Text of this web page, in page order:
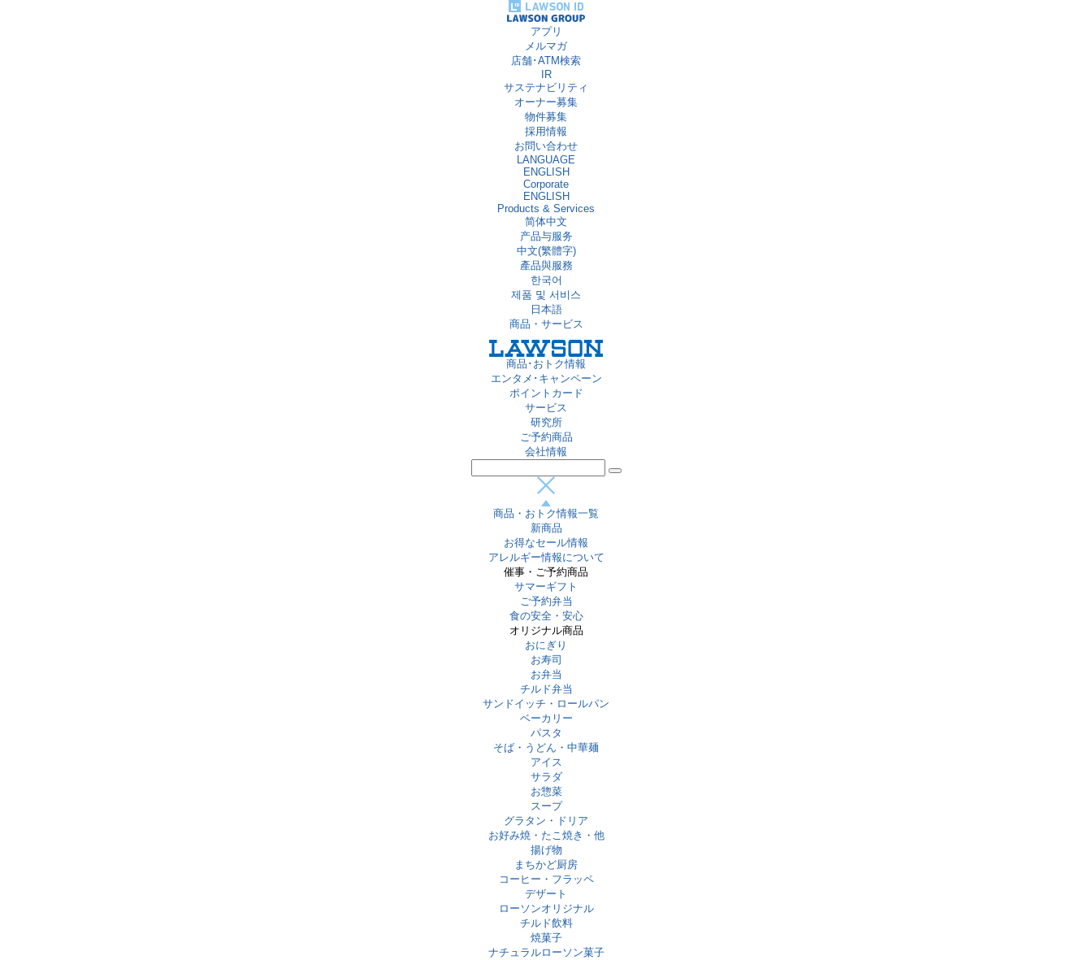
アプリ
メルマガ
店舗･ATM検索
IR
サステナビリティ
オーナー募集
物件募集
採用情報
お問い合わせ
LANGUAGE
ENGLISH
Corporate
ENGLISH
Products & Services
简体中文
产品与服务
中文(繁體字)
產品與服務
한국어
제품 및 서비스
日本語
商品・サービス
商品･おトク情報
エンタメ･キャンペーン
ポイントカード
サービス
研究所
ご予約商品
会社情報
商品・おトク情報一覧
新商品
お得なセール情報
アレルギー情報について
催事・ご予約商品
サマーギフト
ご予約弁当
食の安全・安心
オリジナル商品
おにぎり
お寿司
お弁当
チルド弁当
サンドイッチ・ロールパン
ベーカリー
パスタ
そば・うどん・中華麺
アイス
サラダ
お惣菜
スープ
グラタン・ドリア
お好み焼・たこ焼き・他
揚げ物
まちかど厨房
コーヒー・フラッペ
デザート
ローソンオリジナル
チルド飲料
焼菓子
ナチュラルローソン菓子